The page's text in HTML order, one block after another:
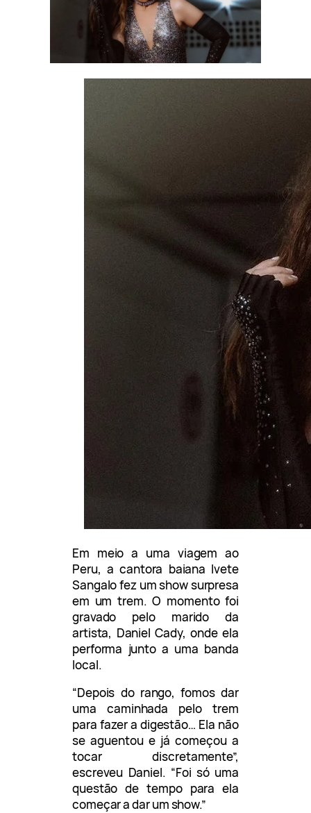
Em meio a uma viagem ao
Peru, a cantora baiana Ivete
Sangalo fez um show surpresa
em um trem. O momento foi
gravado pelo marido da
artista, Daniel Cady, onde ela
performa junto a uma banda
local.
“Depois do rango, fomos dar
uma caminhada pelo trem
para fazer a digestão… Ela não
se aguentou e já começou a
tocar discretamente”,
escreveu Daniel. “Foi só uma
questão de tempo para ela
começar a dar um show.”